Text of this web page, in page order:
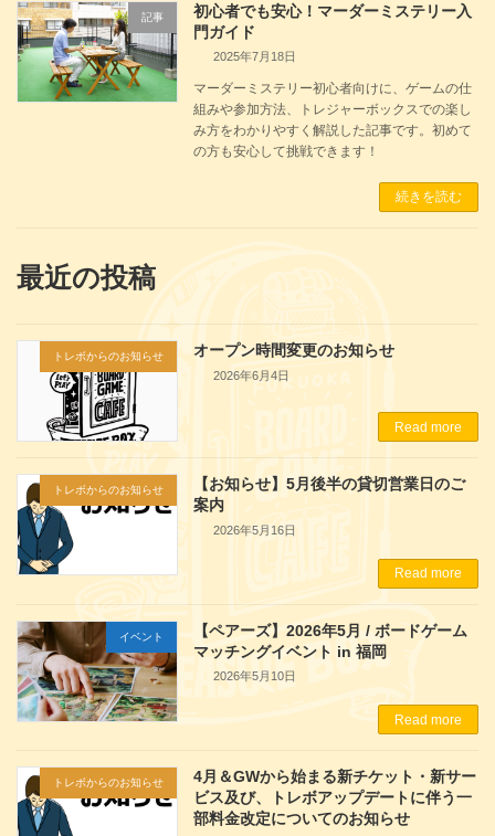
記事
初心者でも安心！マーダーミステリー入
門ガイド
2025年7月18日
マーダーミステリー初心者向けに、ゲームの仕
組みや参加方法、トレジャーボックスでの楽し
み方をわかりやすく解説した記事です。初めて
の方も安心して挑戦できます！
続きを読む
最近の投稿
トレボからのお知らせ オープン時間変更のお知らせ
2026年6月4日
Read more
トレボからのお知らせ
【お知らせ】5月後半の貸切営業日のご
案内
2026年5月16日
Read more
イベント
【ペアーズ】2026年5月 / ボードゲーム
マッチングイベント in 福岡
2026年5月10日
Read more
トレボからのお知らせ
4月＆GWから始まる新チケット・新サー
ビス及び、トレボアップデートに伴う一
部料金改定についてのお知らせ